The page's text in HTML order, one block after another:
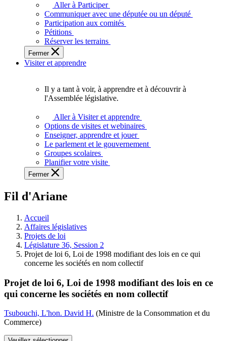
plein
potentiel,
l'Assemblée
a
besoin
de
Aller à Participer
Communiquer avec une députée ou un député
Participation aux comités
Pétitions
Réserver les terrains
Fermer
Visiter et apprendre
voir,
apprendre
et
à
à
législative.
Il y a tant à voir, à apprendre et à découvrir à
l'Assemblée législative.
Aller à Visiter et apprendre
Options de visites et webinaires
Enseigner, apprendre et jouer
Le parlement et le gouvernement
Groupes scolaires
Planifier votre visite
Fermer
Fil d'Ariane
Accueil
Affaires législatives
Projets de loi
Législature 36, Session 2
Projet de loi 6, Loi de 1998 modifiant des lois en ce qui
concerne les sociétés en nom collectif
Projet de loi 6, Loi de 1998 modifiant des lois en ce
qui concerne les sociétés en nom collectif
Tsubouchi, L'hon. David H. (Ministre de la Consommation et du
Commerce)